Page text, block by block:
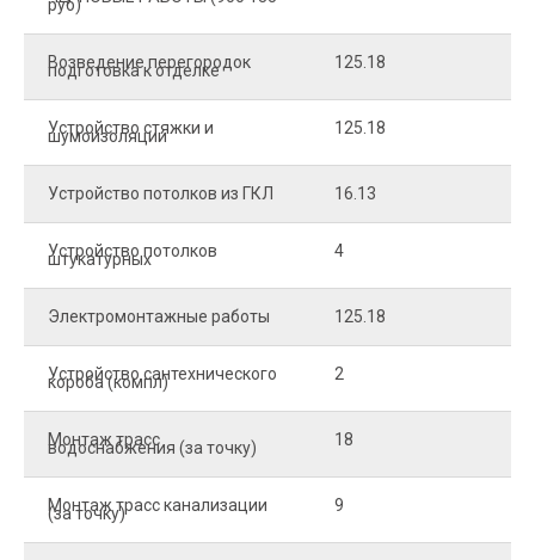
руб)
Возведение перегородок
подготовка к отделке 125.18
Устройство стяжки и
шумоизоляции 125.18
Устройство потолков из ГКЛ 16.13
Устройство потолков
штукатурных 4
Электромонтажные работы 125.18
Устройство сантехнического
короба (компл) 2
Монтаж трасс
водоснабжения (за точку) 18
Монтаж трасс канализации
(за точку) 9